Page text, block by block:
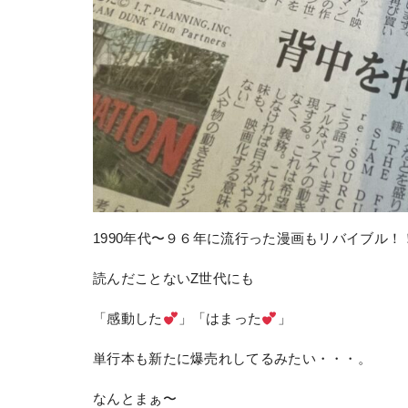
1990年代〜９６年に流行った漫画もリバイブル！
読んだことないZ世代にも
「感動した 」「はまった 」
単行本も新たに爆売れしてるみたい・・・。
なんとまぁ〜